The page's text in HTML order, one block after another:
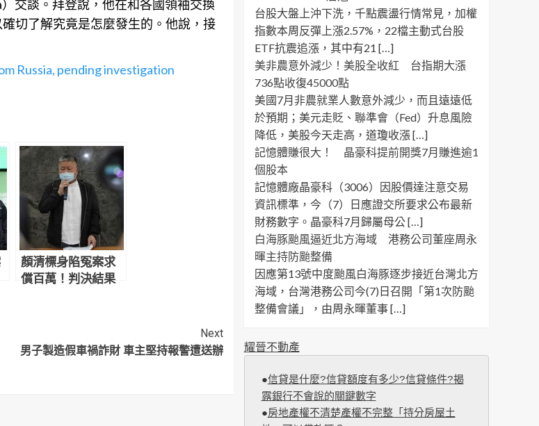
交談。拜登說，他在和各國領袖交換
切了解究竟是怎麼發生的。他說，接
Russia, pending investigation
顏清標身陷冤案求
償百萬！判決結果
Next
男子製造假車禍詐財 車主堅持報警遭送辦
台股大盤上沖下洗，千點震盪行情常見，加權
指數本周反彈上漲2.57%，22檔主動式台股
ETF抗震追漲，其中有21 […]
美非農意外減少！美股全收紅 台指期大漲
736點收復45000點
美國7月非農就業人數意外減少，而且遠遠低
於預期；美元走貶、聯準會（Fed）升息風險
降低，美股今天走高，道瓊收漲 […]
記憶體賺很大！ 晶豪科提前開獎7月賺進逾1
個股本
記憶體廠晶豪科（3006）因股價達注意交易
資訊標準，今（7）日應證交所要求公布最新
財務數字。晶豪科7月歸屬母公 […]
白海豚颱風逼近北方海域 港務公司董座周永
暉主持防颱整備
因應第13號中度颱風白海豚逐步接近台灣北方
海域，台灣港務公司今(7)日召開「第1次防颱
整備會議」，由周永暉董事 […]
耀晉不動產
●信貸是什麼?信貸額度有多少?信貸條件?揭
露銀行不會說的關鍵數字
●房地產權不清楚產權不完整「持分房屋土